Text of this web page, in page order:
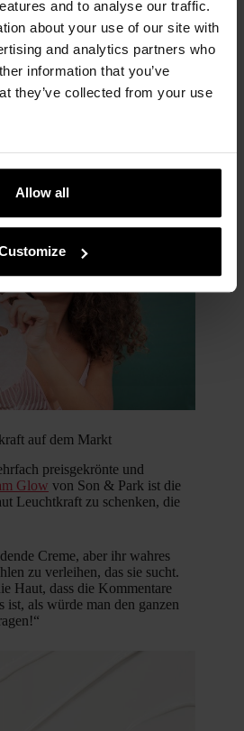
and to analyse our traffic.
about your use of our site with
and analytics partners who
information that you’ve
they’ve collected from your use
Allow all
und sie stellen sicher, dass an
eine Tuchmaske verwendet
unsere Favoriten:
mask, von Shangpree.
, von Jumiso.
auf dem Markt
preisgekrönte und
Glow von Son & Park ist die
Leuchtkraft zu schenken, die
Creme, aber ihr wahres
zu verleihen, das sie sucht.
Haut, dass die Kommentare
ist, als würde man den ganzen